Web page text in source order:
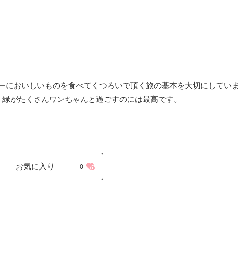
おいしいものを食べてくつろいで頂く旅の基本を大切にしていま
がたくさんワンちゃんと過ごすのには最高です。
お気に入り 0